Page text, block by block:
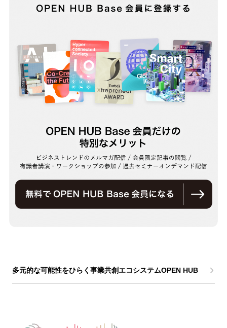
多元的な可能性をひらく事業共創エコシステムOPEN HUB